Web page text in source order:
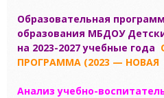
Образовательная
образования МБДОУ
на 2023-2027 учебные года
ПРОГРАММА (2023 — НОВАЯ
Анализ учебно-